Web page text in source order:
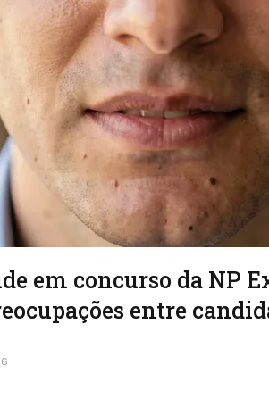
em concurso da NP
entre